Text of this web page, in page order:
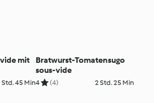
mit
Std. 45 Min
Bratwurst-Tomatensugo
sous-vide
4 (4) 2 Std. 25 Min